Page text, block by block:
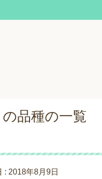
品種の一覧
: 2018年8月9日